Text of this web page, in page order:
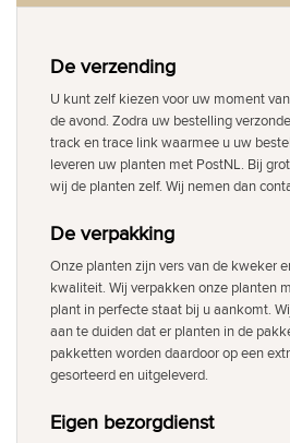
De verzending
U kunt zelf kiezen voor uw moment
de avond. Zodra uw bestelling
track en trace link waarmee u uw
leveren uw planten met PostNL. Bij
wij de planten zelf. Wij nemen dan
De verpakking
Onze planten zijn vers van de kweker
kwaliteit. Wij verpakken onze planten
plant in perfecte staat bij u aankomt.
aan te duiden dat er planten in de
pakketten worden daardoor op een
gesorteerd en uitgeleverd.
Eigen bezorgdienst